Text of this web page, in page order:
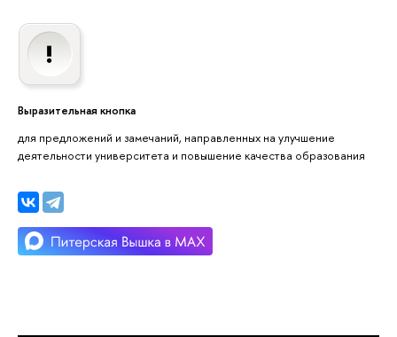
Выразительная кнопка
для предложений и замечаний, направленных на улучшение
деятельности университета и повышение качества образования